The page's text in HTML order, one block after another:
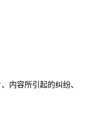
内容所引起的纠纷、